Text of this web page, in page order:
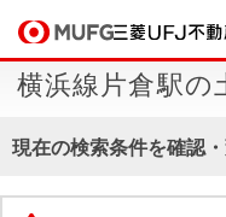
買いたい
売りたい
横浜線片倉駅の
現在の検索条件を確認